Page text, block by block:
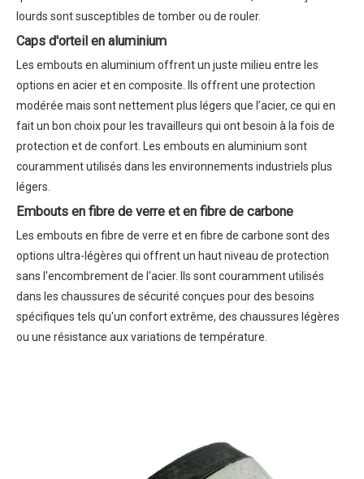
lourds sont susceptibles de tomber ou de rouler.
Caps d'orteil en aluminium
Les embouts en aluminium offrent un juste milieu entre les
options en acier et en composite. Ils offrent une protection
modérée mais sont nettement plus légers que l’acier, ce qui en
fait un bon choix pour les travailleurs qui ont besoin à la fois de
protection et de confort. Les embouts en aluminium sont
couramment utilisés dans les environnements industriels plus
légers.
Embouts en fibre de verre et en fibre de carbone
Les embouts en fibre de verre et en fibre de carbone sont des
options ultra-légères qui offrent un haut niveau de protection
sans l'encombrement de l'acier. Ils sont couramment utilisés
dans les chaussures de sécurité conçues pour des besoins
spécifiques tels qu'un confort extrême, des chaussures légères
ou une résistance aux variations de température.